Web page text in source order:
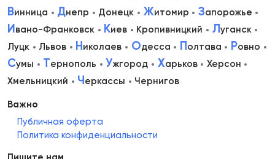
Винница Днепр Донецк Житомир Запорожье
Ивано-Франковск Киев Кропивницкий Луганск
Луцк
Львов Николаев Одесса Полтава Ровно
Сумы Тернополь Ужгород Харьков
Херсон
Хмельницкий
Черкассы Чернигов
Важно
Публичная оферта
Политика конфиденциальности